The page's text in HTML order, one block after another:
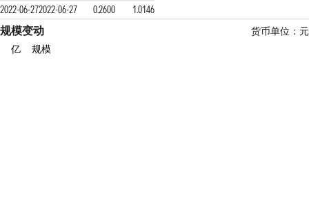
2022-06-272022-06-27 0.2600 1.0146
规模变动
货币单位：元
亿
规模